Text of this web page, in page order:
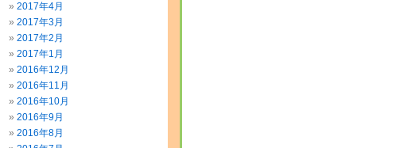
2017年4月
2017年3月
2017年2月
2017年1月
2016年12月
2016年11月
2016年10月
2016年9月
2016年8月